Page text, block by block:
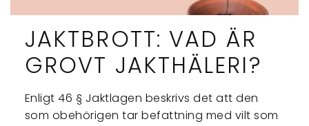
JAKTBROTT: VAD ÄR
GROVT JAKTHÄLERI?
Enligt 46 § Jaktlagen beskrivs det att den
som obehörigen tar befattning med vilt som